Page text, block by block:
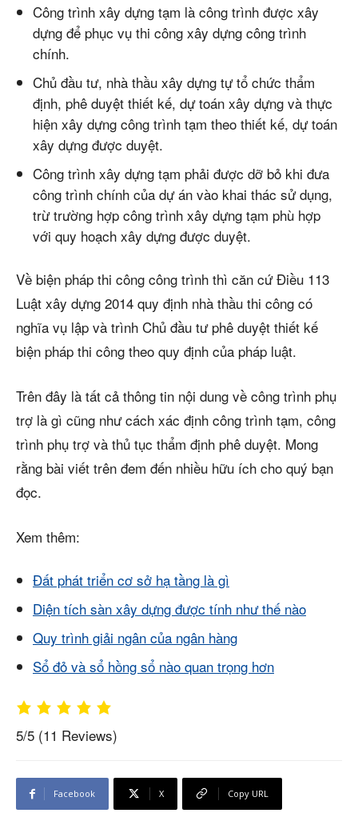
Công trình xây dựng tạm là công trình được xây
dựng để phục vụ thi công xây dựng công trình
chính.
Chủ đầu tư, nhà thầu xây dựng tự tổ chức thẩm
định, phê duyệt thiết kế, dự toán xây dựng và thực
hiện xây dựng công trình tạm theo thiết kế, dự toán
xây dựng được duyệt.
Công trình xây dựng tạm phải được dỡ bỏ khi đưa
công trình chính của dự án vào khai thác sử dụng,
trừ trường hợp công trình xây dựng tạm phù hợp
với quy hoạch xây dựng được duyệt.
Về biện pháp thi công công trình thì căn cứ Điều 113
Luật xây dựng 2014 quy định nhà thầu thi công có
nghĩa vụ lập và trình Chủ đầu tư phê duyệt thiết kế
biện pháp thi công theo quy định của pháp luật.
Trên đây là tất cả thông tin nội dung về công trình phụ
trợ là gì cũng như cách xác định công trình tạm, công
trình phụ trợ và thủ tục thẩm định phê duyệt. Mong
rằng bài viết trên đem đến nhiều hữu ích cho quý bạn
đọc.
Xem thêm:
Đất phát triển cơ sở hạ tầng là gì
Diện tích sàn xây dựng được tính như thế nào
Quy trình giải ngân của ngân hàng
Sổ đỏ và sổ hồng sổ nào quan trọng hơn
5/5 (11 Reviews)
Facebook X Copy URL